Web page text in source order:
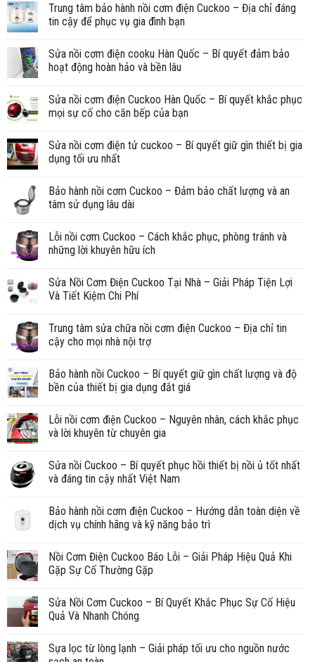
Trung tâm bảo hành nồi cơm điện Cuckoo – Địa chỉ đáng
tin cậy để phục vụ gia đình bạn
Sửa nồi cơm điện cooku Hàn Quốc – Bí quyết đảm bảo
hoạt động hoàn hảo và bền lâu
Sửa nồi cơm điện Cuckoo Hàn Quốc – Bí quyết khắc phục
mọi sự cố cho căn bếp của bạn
Sửa nồi cơm điện tử cuckoo – Bí quyết giữ gìn thiết bị gia
dụng tối ưu nhất
Bảo hành nồi cơm Cuckoo – Đảm bảo chất lượng và an
tâm sử dụng lâu dài
Lỗi nồi cơm Cuckoo – Cách khắc phục, phòng tránh và
những lời khuyên hữu ích
Sửa Nồi Cơm Điện Cuckoo Tại Nhà – Giải Pháp Tiện Lợi
Và Tiết Kiệm Chi Phí
Trung tâm sửa chữa nồi cơm điện Cuckoo – Địa chỉ tin
cậy cho mọi nhà nội trợ
Bảo hành nồi Cuckoo – Bí quyết giữ gìn chất lượng và độ
bền của thiết bị gia dụng đắt giá
Lỗi nồi cơm điện Cuckoo – Nguyên nhân, cách khắc phục
và lời khuyên từ chuyên gia
Sửa nồi Cuckoo – Bí quyết phục hồi thiết bị nồi ủ tốt nhất
và đáng tin cậy nhất Việt Nam
Bảo hành nồi cơm điện Cuckoo – Hướng dẫn toàn diện về
dịch vụ chính hãng và kỹ năng bảo trì
Nồi Cơm Điện Cuckoo Báo Lỗi – Giải Pháp Hiệu Quả Khi
Gặp Sự Cố Thường Gặp
Sửa Nồi Cơm Cuckoo – Bí Quyết Khắc Phục Sự Cố Hiệu
Quả Và Nhanh Chóng
Sựa lọc từ lòng lạnh – Giải pháp tối ưu cho nguồn nước